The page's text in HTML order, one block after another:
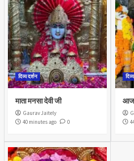
दिव्य दर्शन
माता मनसा देवी जी
Gaurav Jaitely
40 minutes ago
0
आज